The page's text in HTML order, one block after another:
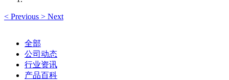
< Previous > Next
全部
公司动态
行业资讯
产品百科